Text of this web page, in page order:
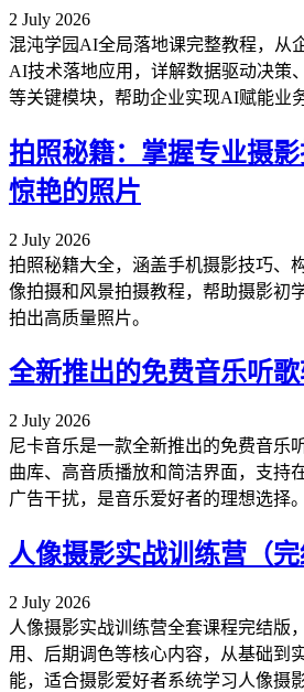
2 July 2026
混沌学园AI全局落地课完整教程，从
AI技术落地应用，详解数据驱动决策
等关键模块，帮助企业实现AI赋能业
拍照秘籍：掌握专业摄
惊艳的照片
2 July 2026
拍照秘籍大全，涵盖手机摄影技巧、
像拍摄和风景拍摄教程，帮助摄影初
拍出高质量照片。
全新推出的免费音乐听
2 July 2026
尼卡音乐是一款全新推出的免费音乐
曲库、高音质播放和简洁界面，支持
广告干扰，是音乐爱好者的理想选择。
人像摄影实战训练营（完
2 July 2026
人像摄影实战训练营全套课程完结版
用、后期调色等核心内容，从基础到
能，适合摄影爱好者系统学习人像摄影